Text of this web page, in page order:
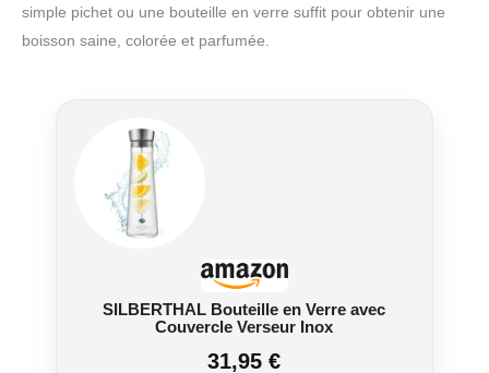
simple pichet ou une bouteille en verre suffit pour obtenir une
boisson saine, colorée et parfumée.
SILBERTHAL Bouteille en Verre avec
Couvercle Verseur Inox
31,95 €